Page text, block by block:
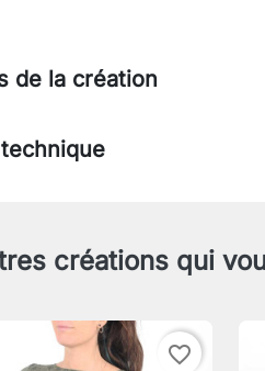
de la création
créations qui
favorite_border